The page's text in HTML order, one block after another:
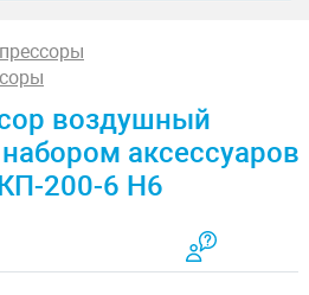
воздушный
аксессуаров
200-6 Н6